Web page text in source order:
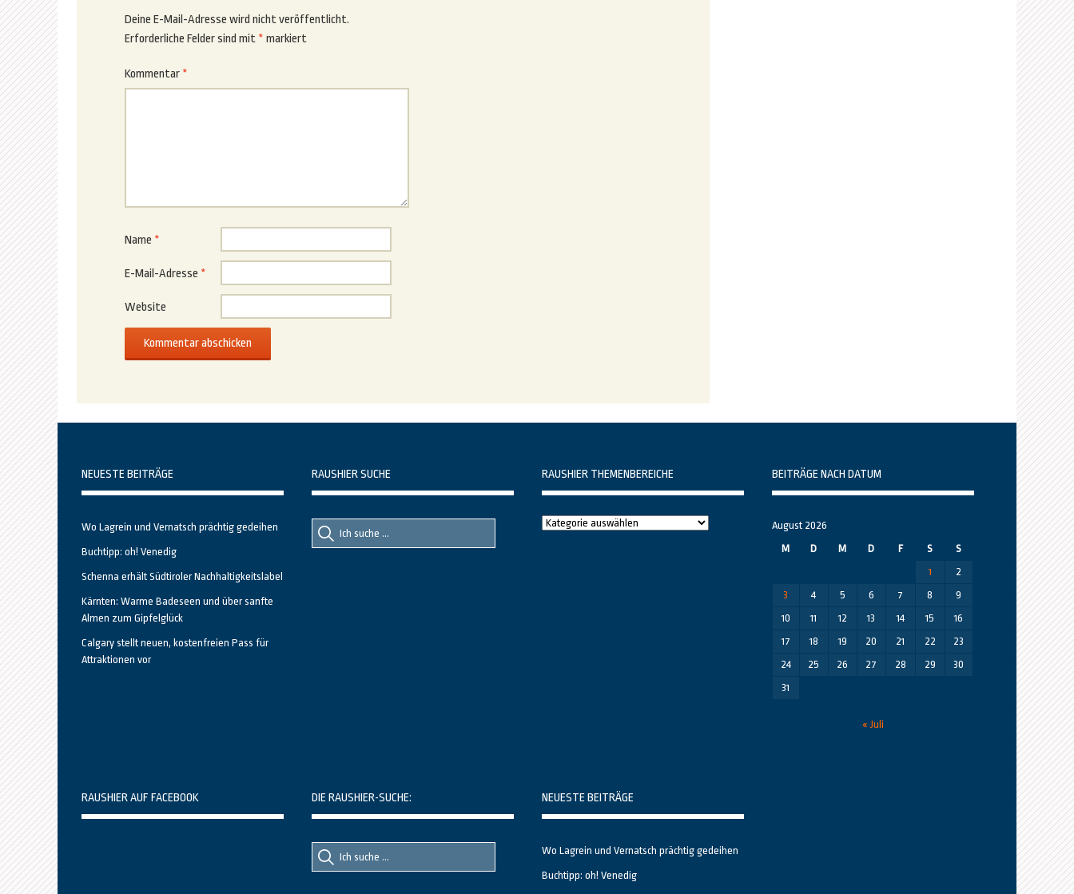
Deine E-Mail-Adresse wird nicht veröffentlicht.
Erforderliche Felder sind mit * markiert
Kommentar *
Name *
E-Mail-Adresse *
Website
NEUESTE BEITRÄGE
Wo Lagrein und Vernatsch prächtig gedeihen
Buchtipp: oh! Venedig
Schenna erhält Südtiroler Nachhaltigkeitslabel
Kärnten: Warme Badeseen und über sanfte
Almen zum Gipfelglück
Calgary stellt neuen, kostenfreien Pass für
Attraktionen vor
RAUSHIER SUCHE
Suche
nach::
Suche
nach:
RAUSHIER THEMENBEREICHE
Raushier
BEITRÄGE NACH DATUM
August 2026
M
D M D F S
S
1
2
3
4 5 6 7 8
9
10
11 12 13 14 15
16
17
18 19 20 21 22
23
24
25 26 27 28 29
30
31
« Juli
RAUSHIER AUF FACEBOOK DIE RAUSHIER-SUCHE:
Suche
nach::
Suche
nach:
NEUESTE BEITRÄGE
Wo Lagrein und Vernatsch prächtig gedeihen
Buchtipp: oh! Venedig